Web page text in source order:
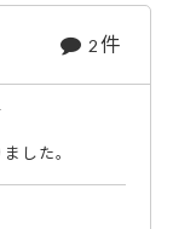
2件
した。